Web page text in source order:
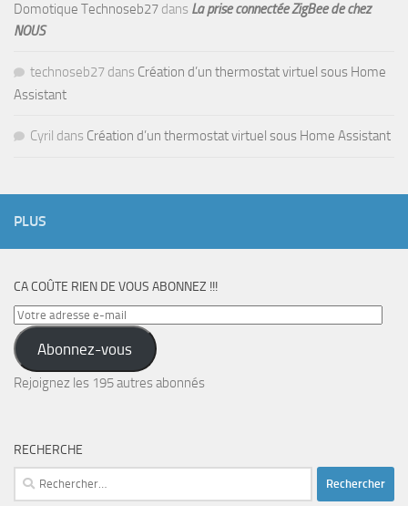
Domotique Technoseb27 dans La prise connectée ZigBee de chez
NOUS
technoseb27 dans Création d’un thermostat virtuel sous Home
Assistant
Cyril dans Création d’un thermostat virtuel sous Home Assistant
PLUS
CA COÛTE RIEN DE VOUS ABONNEZ !!!
Votre
adresse
e-
mail
Abonnez-vous
Rejoignez les 195 autres abonnés
RECHERCHE
Rechercher :